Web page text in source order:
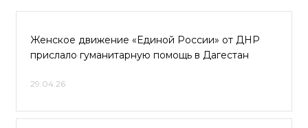
Женское движение «Единой России» от ДНР
прислало гуманитарную помощь в Дагестан
29.04.26